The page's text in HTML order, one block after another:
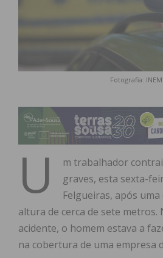
Fotografia: INEM
U
m trabalhador
graves, esta sexta-
Felgueiras, após
altura de cerca de sete metros.
acidente, o homem estava a
na cobertura de uma empresa